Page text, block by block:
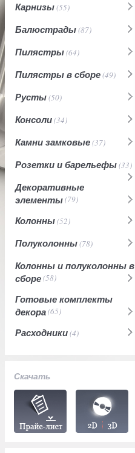
Карнизы(55)
Балюстрады(87)
Пилястры(64)
Пилястры в сборе(49)
Русты(50)
Консоли(34)
Камни замковые(37)
Розетки и барельефы(33)
Декоративные
элементы(79)
Колонны(52)
Полуколонны(78)
Колонны и полуколонны в
сборе(58)
Готовые комплекты
декора(65)
Расходники(4)
Скачать